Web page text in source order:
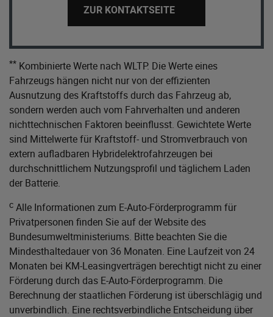
ZUR KONTAKTSEITE
** Kombinierte Werte nach WLTP. Die Werte eines
Fahrzeugs hängen nicht nur von der effizienten
Ausnutzung des Kraftstoffs durch das Fahrzeug ab,
sondern werden auch vom Fahrverhalten und anderen
nichttechnischen Faktoren beeinflusst. Gewichtete Werte
sind Mittelwerte für Kraftstoff- und Stromverbrauch von
extern aufladbaren Hybridelektrofahrzeugen bei
durchschnittlichem Nutzungsprofil und täglichem Laden
der Batterie.
c Alle Informationen zum E-Auto-Förderprogramm für
Privatpersonen finden Sie auf der Website des
Bundesumweltministeriums. Bitte beachten Sie die
Mindesthaltedauer von 36 Monaten. Eine Laufzeit von 24
Monaten bei KM-Leasingverträgen berechtigt nicht zu einer
Förderung durch das E-Auto-Förderprogramm. Die
Berechnung der staatlichen Förderung ist überschlägig und
unverbindlich. Eine rechtsverbindliche Entscheidung über